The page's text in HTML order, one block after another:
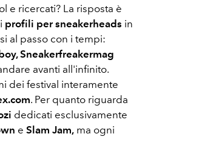
e ricercati? La risposta è
profili per sneakerheads in
al passo con i tempi:
Sneakerfreakermag
avanti all'infinito.
dei festival interamente
. Per quanto riguarda
dedicati esclusivamente
e Slam Jam, ma ogni